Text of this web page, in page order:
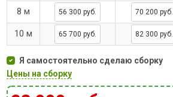
8 м 56 300 руб. 70 200 руб.
10 м 65 700 руб. 82 300 руб.
Я самостоятельно сделаю сборку
Цены на сборку